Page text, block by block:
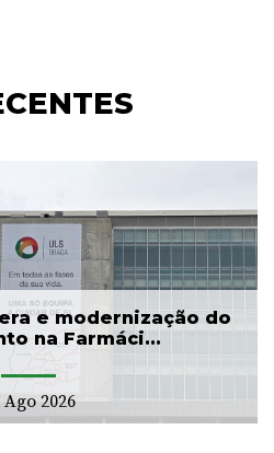
e modernização do
na Farmáci...
Ago 2026